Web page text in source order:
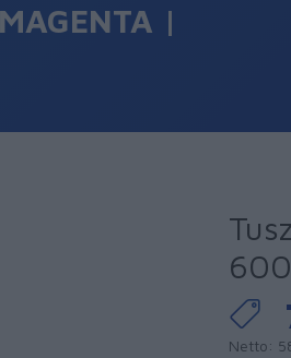
|
Netto: